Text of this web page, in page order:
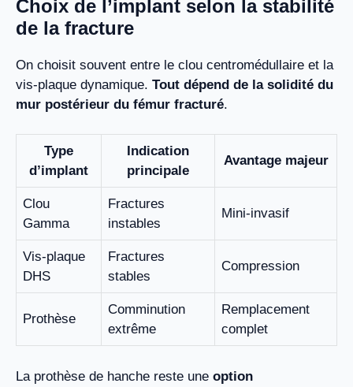
Choix de l’implant selon la stabilité
de la fracture
On choisit souvent entre le clou centromédullaire et la
vis-plaque dynamique. Tout dépend de la solidité du
mur postérieur du fémur fracturé.
Type
d’implant
Indication
principale
Avantage majeur
Clou
Gamma
Fractures
instables
Mini-invasif
Vis-plaque
DHS
Fractures
stables
Compression
Prothèse
Comminution
extrême
Remplacement
complet
La prothèse de hanche reste une option